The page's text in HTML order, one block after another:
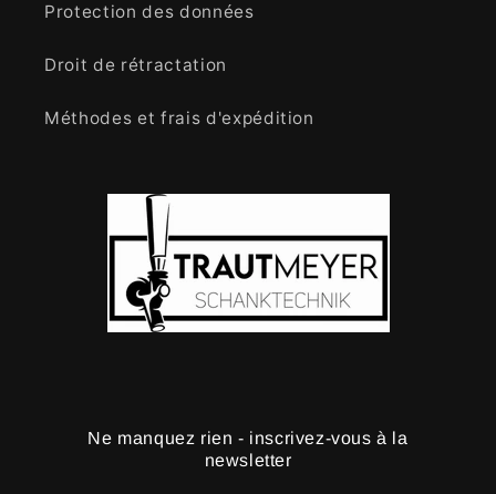
Protection des données
Droit de rétractation
Méthodes et frais d'expédition
Ne manquez rien - inscrivez-vous à la
newsletter